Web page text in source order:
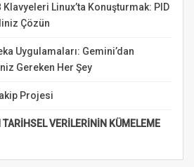
Klavyeleri Linux’ta Konuşturmak: PID
Çözün
Uygulamaları: Gemini’dan
Gereken Her Şey
Projesi
VERİLERİNİN KÜMELEME